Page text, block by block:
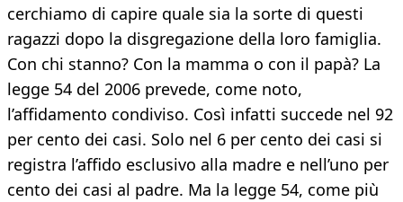
cerchiamo di capire quale sia la sorte di questi
ragazzi dopo la disgregazione della loro famiglia.
Con chi stanno? Con la mamma o con il papà? La
legge 54 del 2006 prevede, come noto,
l’affidamento condiviso. Così infatti succede nel 92
per cento dei casi. Solo nel 6 per cento dei casi si
registra l’affido esclusivo alla madre e nell’uno per
cento dei casi al padre. Ma la legge 54, come più